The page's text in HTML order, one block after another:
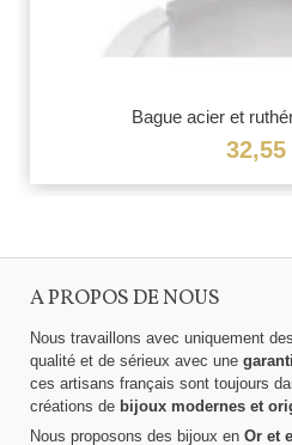
Bague acier et
32,55
A PROPOS DE NOUS
Nous travaillons avec uniquement des
qualité et de sérieux avec une
ces artisans français sont toujours
créations de bijoux modernes et
Nous proposons des bijoux en Or et